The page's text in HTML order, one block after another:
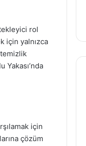
rol
için yalnızca
için
çözüm